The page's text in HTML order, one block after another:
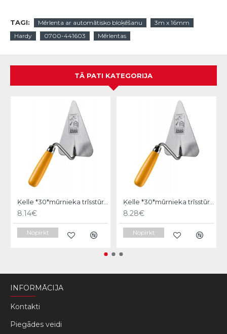
TAGI: Mērlenta ar automātisko bloķēšanu
3m x 16mm
Hardy
0700-441603 Mērlentas
TĀ PATI KATEGORIJA
Ķelle *30*mūrnieka trīsstūra 18cm, Hardy
8.14€
Nopirkt
Ķelle *30*mūrnieka trīsstūra 20cm, Hardy
8.28€
Nopirkt
INFORMĀCIJA
Kontakti
Piegādes veidi